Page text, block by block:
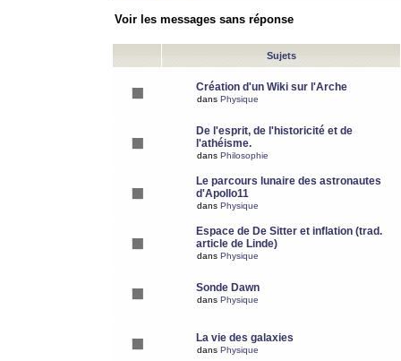
Voir les messages sans réponse
Sujets
Création d'un Wiki sur l'Arche
dans Physique
De l'esprit, de l'historicité et de
l'athéisme.
dans Philosophie
Le parcours lunaire des astronautes
d'Apollo11
dans Physique
Espace de De Sitter et inflation (trad.
article de Linde)
dans Physique
Sonde Dawn
dans Physique
La vie des galaxies
dans Physique